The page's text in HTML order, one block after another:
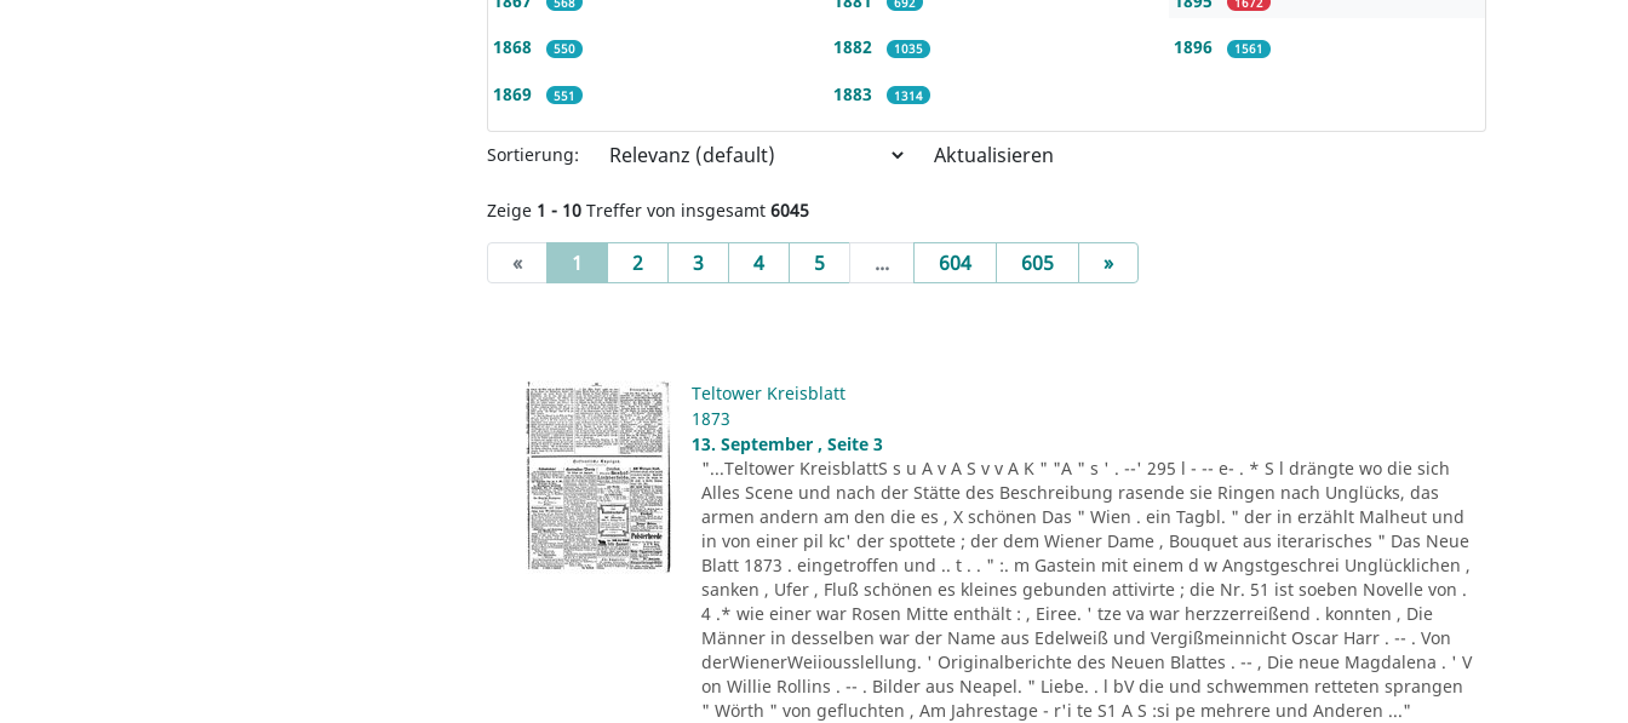
1868 550
1869 551
1882 1035
1883 1314
1896 1561
Sortierung: Aktualisieren
Zeige 1 - 10 Treffer von insgesamt 6045
« 1 (current)
2 3 4 5 ... 604 605 »Next
Teltower Kreisblatt
1873
13. September , Seite 3
"...Teltower KreisblattS s u A v A S v v A K " "A " s ' . --' 295 l - -- e- . * S l drängte wo die sich
Alles Scene und nach der Stätte des Beschreibung rasende sie Ringen nach Unglücks, das
armen andern am den die es , X schönen Das " Wien . ein Tagbl. " der in erzählt Malheut und
in von einer pil kc' der spottete ; der dem Wiener Dame , Bouquet aus iterarisches " Das Neue
Blatt 1873 . eingetroffen und .. t . . " :. m Gastein mit einem d w Angstgeschrei Unglücklichen ,
sanken , Ufer , Fluß schönen es kleines gebunden attivirte ; die Nr. 51 ist soeben Novelle von .
4 .* wie einer war Rosen Mitte enthält : , Eiree. ' tze va war herzzerreißend . konnten , Die
Männer in desselben war der Name aus Edelweiß und Vergißmeinnicht Oscar Harr . -- . Von
derWienerWeiiousslellung. ' Originalberichte des Neuen Blattes . -- , Die neue Magdalena . ' V
on Willie Rollins . -- . Bilder aus Neapel. " Liebe. . l bV die und schwemmen retteten sprangen
" Wörth " von gefluchten , Am Jahrestage - r'i te S1 A S :si pe mehrere und Anderen ..."